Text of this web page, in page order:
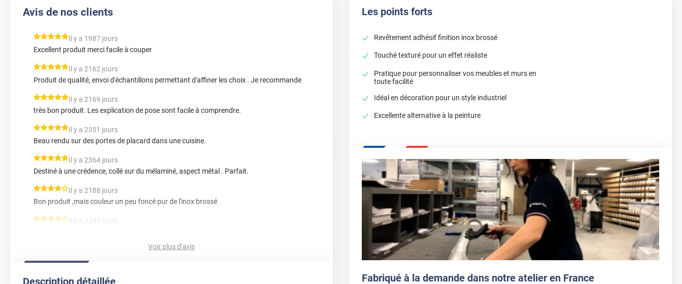
Avis de nos clients
*****
Il y a 1987 jours
Excellent produit merci facile à couper
*****
Il y a 2162 jours
Produit de qualité, envoi d'échantillons permettant d'affiner les choix . Je recommande
*****
Il y a 2169 jours
très bon produit. Les explication de pose sont facile à comprendre.
*****
Il y a 2351 jours
Beau rendu sur des portes de placard dans une cuisine.
*****
Il y a 2364 jours
Destiné à une crédence, collé sur du mélaminé, aspect métal . Parfait.
*****Il y a 2188 jours
Bon produit ,mais couleur un peu foncé pur de l'inox brossé
*****Il y a 2248 jours
se pose bien et bon rendu final
*****Il y a 2521 jours
Voir plus d'avis
Description détaillée
Les points forts
Revêtement adhésif finition inox brossé
Touché texturé pour un effet réaliste
Pratique pour personnaliser vos meubles et murs en
toute facilité
Idéal en décoration pour un style industriel
Excellente alternative à la peinture
Fabriqué à la demande dans notre atelier en France